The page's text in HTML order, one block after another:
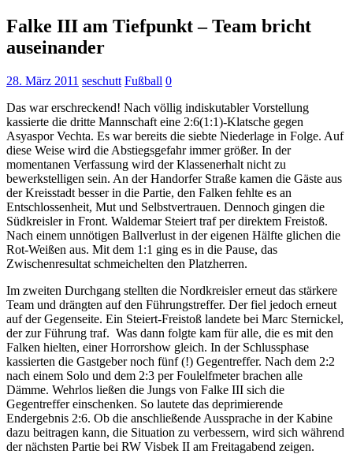
Falke III am Tiefpunkt – Team bricht
auseinander
28. März 2011 seschutt Fußball 0
Das war erschreckend! Nach völlig indiskutabler Vorstellung
kassierte die dritte Mannschaft eine 2:6(1:1)-Klatsche gegen
Asyaspor Vechta. Es war bereits die siebte Niederlage in Folge. Auf
diese Weise wird die Abstiegsgefahr immer größer. In der
momentanen Verfassung wird der Klassenerhalt nicht zu
bewerkstelligen sein. An der Handorfer Straße kamen die Gäste aus
der Kreisstadt besser in die Partie, den Falken fehlte es an
Entschlossenheit, Mut und Selbstvertrauen. Dennoch gingen die
Südkreisler in Front. Waldemar Steiert traf per direktem Freistoß.
Nach einem unnötigen Ballverlust in der eigenen Hälfte glichen die
Rot-Weißen aus. Mit dem 1:1 ging es in die Pause, das
Zwischenresultat schmeichelten den Platzherren.
Im zweiten Durchgang stellten die Nordkreisler erneut das stärkere
Team und drängten auf den Führungstreffer. Der fiel jedoch erneut
auf der Gegenseite. Ein Steiert-Freistoß landete bei Marc Sternickel,
der zur Führung traf. Was dann folgte kam für alle, die es mit den
Falken hielten, einer Horrorshow gleich. In der Schlussphase
kassierten die Gastgeber noch fünf (!) Gegentreffer. Nach dem 2:2
nach einem Solo und dem 2:3 per Foulelfmeter brachen alle
Dämme. Wehrlos ließen die Jungs von Falke III sich die
Gegentreffer einschenken. So lautete das deprimierende
Endergebnis 2:6. Ob die anschließende Aussprache in der Kabine
dazu beitragen kann, die Situation zu verbessern, wird sich während
der nächsten Partie bei RW Visbek II am Freitagabend zeigen.